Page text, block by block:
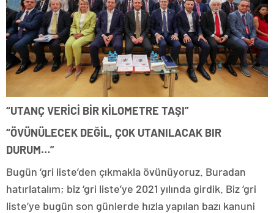
“UTANÇ VERİCİ BİR KİLOMETRE TAŞI”
“ÖVÜNÜLECEK DEĞİL, ÇOK UTANILACAK BIR
DURUM…”
Bugün ‘gri liste’den çıkmakla övünüyoruz. Buradan
hatırlatalım; biz ‘gri liste’ye 2021 yılında girdik. Biz ‘gri
liste’ye bugün son günlerde hızla yapılan bazı kanuni